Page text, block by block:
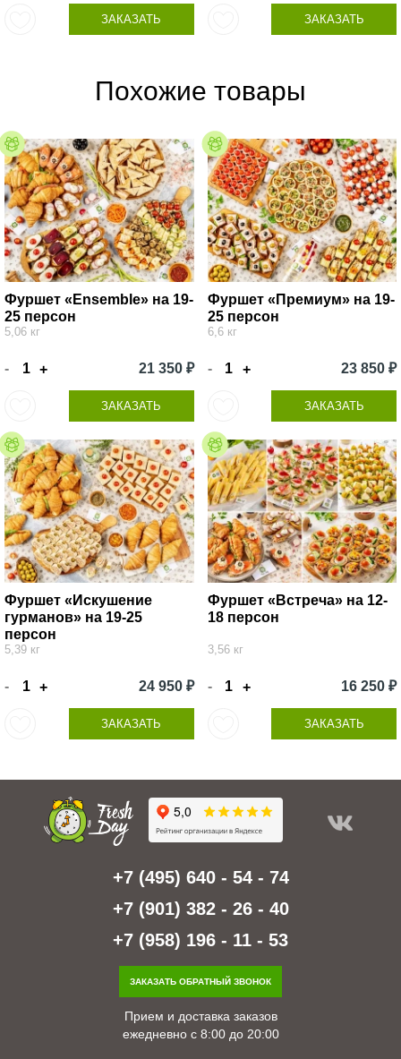
ЗАКАЗАТЬ ЗАКАЗАТЬ
Похожие товары
Фуршет «Ensemble» на 19-
25 персон
5,06 кг
- + 21 350 ₽
ЗАКАЗАТЬ
Фуршет «Премиум» на 19-
25 персон
6,6 кг
- + 23 850 ₽
ЗАКАЗАТЬ
Фуршет «Искушение
гурманов» на 19-25
персон
5,39 кг
- + 24 950 ₽
ЗАКАЗАТЬ
Фуршет «Встреча» на 12-
18 персон
3,56 кг
- + 16 250 ₽
ЗАКАЗАТЬ
+7 (495) 640 - 54 - 74
+7 (901) 382 - 26 - 40
+7 (958) 196 - 11 - 53
ЗАКАЗАТЬ ОБРАТНЫЙ ЗВОНОК
Прием и доставка заказов
ежедневно с 8:00 до 20:00